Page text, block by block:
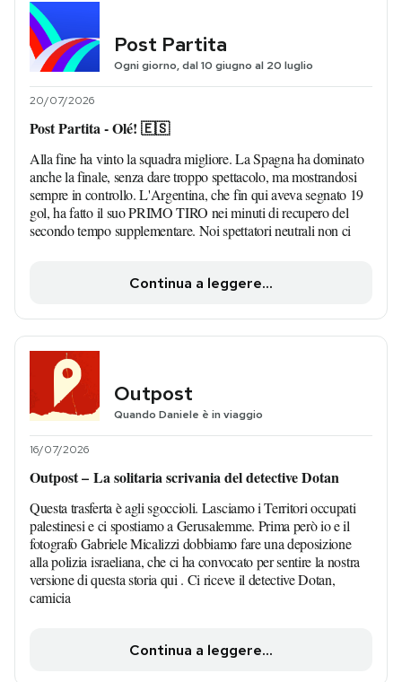
Post Partita
Ogni giorno, dal 10 giugno al 20 luglio
20/07/2026
Post Partita - Olé! 🇪🇸
Alla fine ha vinto la squadra migliore. La Spagna ha dominato
anche la finale, senza dare troppo spettacolo, ma mostrandosi
sempre in controllo. L'Argentina, che fin qui aveva segnato 19
gol, ha fatto il suo PRIMO TIRO nei minuti di recupero del
secondo tempo supplementare. Noi spettatori neutrali non ci
Continua a leggere...
Outpost
Quando Daniele è in viaggio
16/07/2026
Outpost – La solitaria scrivania del detective Dotan
Questa trasferta è agli sgoccioli. Lasciamo i Territori occupati
palestinesi e ci spostiamo a Gerusalemme. Prima però io e il
fotografo Gabriele Micalizzi dobbiamo fare una deposizione
alla polizia israeliana, che ci ha convocato per sentire la nostra
versione di questa storia qui . Ci riceve il detective Dotan,
camicia
Continua a leggere...